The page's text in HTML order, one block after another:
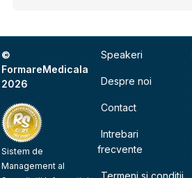
©
FormareMedicala
2026
Sistem de
Management al
Speakeri
Despre noi
Contact
Intrebari
frecvente
Termeni si conditii,